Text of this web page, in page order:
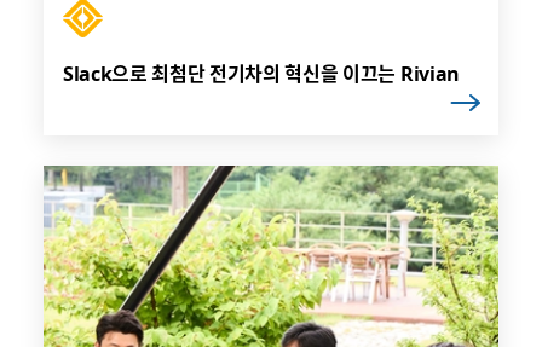
Slack으로 최첨단 전기차의 혁신을 이끄는 Rivian